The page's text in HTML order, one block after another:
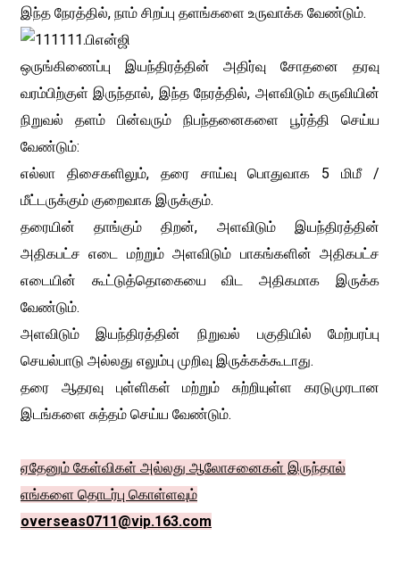
இந்த நேரத்தில், நாம் சிறப்பு தளங்களை உருவாக்க வேண்டும்.
ஒருங்கிணைப்பு இயந்திரத்தின் அதிர்வு சோதனை தரவு
வரம்பிற்குள் இருந்தால், இந்த நேரத்தில், அளவிடும் கருவியின்
நிறுவல் தளம் பின்வரும் நிபந்தனைகளை பூர்த்தி செய்ய
வேண்டும்:
எல்லா திசைகளிலும், தரை சாய்வு பொதுவாக 5 மிமீ /
மீட்டருக்கும் குறைவாக இருக்கும்.
தரையின் தாங்கும் திறன், அளவிடும் இயந்திரத்தின்
அதிகபட்ச எடை மற்றும் அளவிடும் பாகங்களின் அதிகபட்ச
எடையின் கூட்டுத்தொகையை விட அதிகமாக இருக்க
வேண்டும்.
அளவிடும் இயந்திரத்தின் நிறுவல் பகுதியில் மேற்பரப்பு
செயல்பாடு அல்லது எலும்பு முறிவு இருக்கக்கூடாது.
தரை ஆதரவு புள்ளிகள் மற்றும் சுற்றியுள்ள கரடுமுரடான
இடங்களை சுத்தம் செய்ய வேண்டும்.
ஏதேனும் கேள்விகள் அல்லது ஆலோசனைகள் இருந்தால்
எங்களை தொடர்பு கொள்ளவும்
overseas0711@vip.163.com